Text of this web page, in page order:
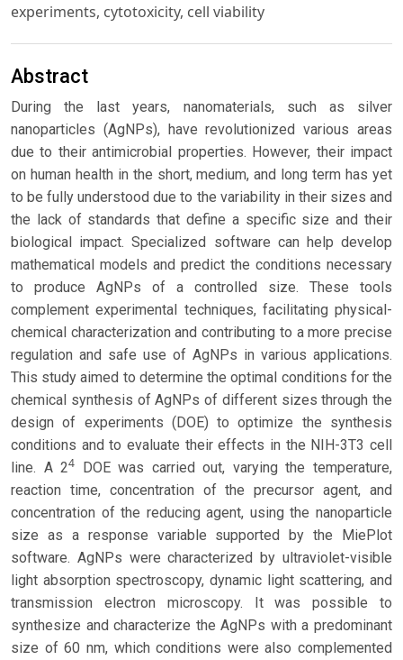
experiments, cytotoxicity, cell viability
Abstract
During the last years, nanomaterials, such as silver
nanoparticles (AgNPs), have revolutionized various areas
due to their antimicrobial properties. However, their impact
on human health in the short, medium, and long term has yet
to be fully understood due to the variability in their sizes and
the lack of standards that define a specific size and their
biological impact. Specialized software can help develop
mathematical models and predict the conditions necessary
to produce AgNPs of a controlled size. These tools
complement experimental techniques, facilitating physical-
chemical characterization and contributing to a more precise
regulation and safe use of AgNPs in various applications.
This study aimed to determine the optimal conditions for the
chemical synthesis of AgNPs of different sizes through the
design of experiments (DOE) to optimize the synthesis
conditions and to evaluate their effects in the NIH-3T3 cell
line. A 24 DOE was carried out, varying the temperature,
reaction time, concentration of the precursor agent, and
concentration of the reducing agent, using the nanoparticle
size as a response variable supported by the MiePlot
software. AgNPs were characterized by ultraviolet-visible
light absorption spectroscopy, dynamic light scattering, and
transmission electron microscopy. It was possible to
synthesize and characterize the AgNPs with a predominant
size of 60 nm, which conditions were also complemented